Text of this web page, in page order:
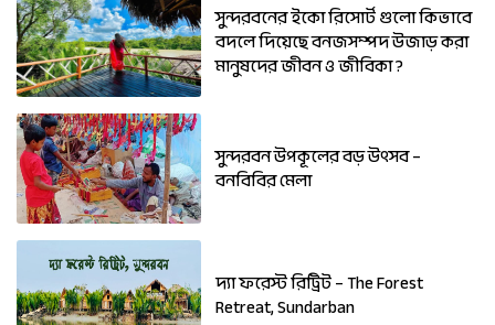
সুন্দরবনের ইকো রিসোর্ট গুলো কিভাবে
বদলে দিয়েছে বনজসম্পদ উজাড় করা
মানুষদের জীবন ও জীবিকা ?
সুন্দরবন উপকূলের বড় উৎসব –
বনবিবির মেলা
দ্যা ফরেস্ট রিট্রিট – The Forest
Retreat, Sundarban